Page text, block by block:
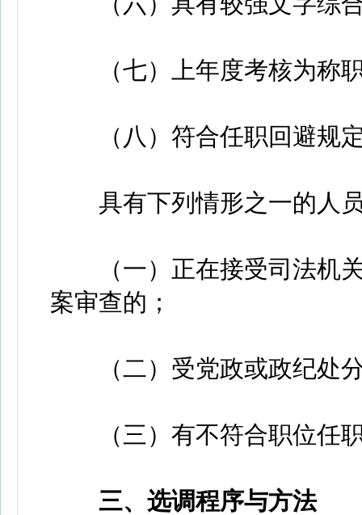
（七）上年度考核为称职
（八）符合任职回避规
具有下列情形之一的人
（一）正在接受司法机关
案审查的；
（二）受党政或政纪处分
（三）有不符合职位任职
三、选调程序与方法